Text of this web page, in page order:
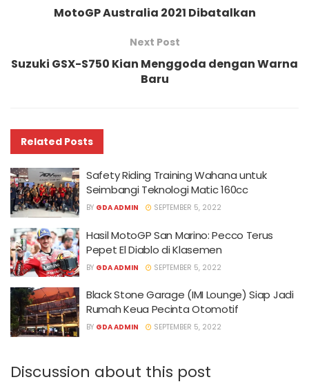
MotoGP Australia 2021 Dibatalkan
Next Post
Suzuki GSX-S750 Kian Menggoda dengan Warna
Baru
Related Posts
Safety Riding Training Wahana untuk
Seimbangi Teknologi Matic 160cc
BY GDA ADMIN SEPTEMBER 5, 2022
Hasil MotoGP San Marino: Pecco Terus
Pepet El Diablo di Klasemen
BY GDA ADMIN SEPTEMBER 5, 2022
Black Stone Garage (IMI Lounge) Siap Jadi
Rumah Keua Pecinta Otomotif
BY GDA ADMIN SEPTEMBER 5, 2022
Discussion about this post